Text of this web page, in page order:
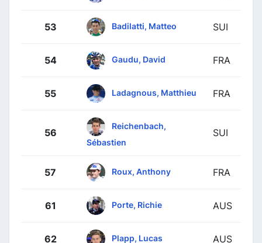
53 Badilatti, Matteo SUI
54 Gaudu, David FRA
55 Ladagnous, Matthieu FRA
56
Reichenbach,
Sébastien
SUI
57 Roux, Anthony FRA
61 Porte, Richie AUS
62 Plapp, Lucas AUS